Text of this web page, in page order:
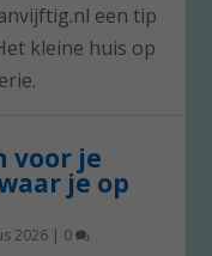
een tip
kleine huis op
voor je
je op
2026 | 0